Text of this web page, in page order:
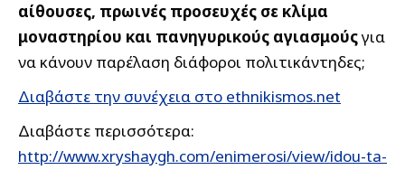
αίθουσες, πρωινές προσευχές σε κλίμα
μοναστηρίου και πανηγυρικούς αγιασμούςγια
να κάνουν παρέλαση διάφοροι πολιτικάντηδες;
Διαβάστε την συνέχεια στο ethnikismos.net
Διαβάστε περισσότερα:
http://www.xryshaygh.com/enimerosi/view/idou-ta-